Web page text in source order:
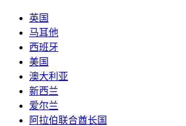
英国
马耳他
西班牙
美国
澳大利亚
新西兰
爱尔兰
阿拉伯联合酋长国